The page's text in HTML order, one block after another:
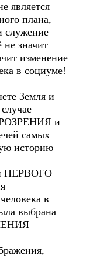
является
плана,
служение
значит
изменение
в социуме!
Земля и
и
самых
историю
ПЕРВОГО
в
выбрана